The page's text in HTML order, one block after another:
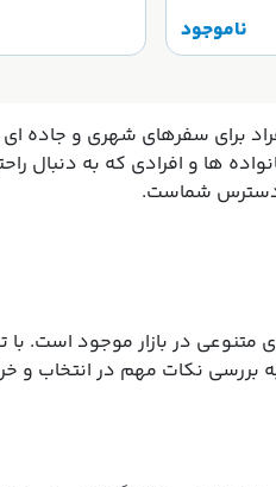
برای سفرهای شهری و جاده
ها و افرادی که به دنبال
متنوعی در بازار موجود است.
بررسی نکات مهم در انتخاب و